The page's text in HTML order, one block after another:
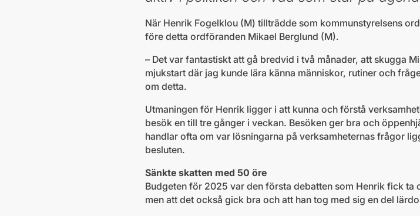
När Henrik Fogelklou (M) tillträdde som kommunstyrelsens
före detta ordföranden Mikael Berglund (M).
– Det var fantastiskt att gå bredvid i två månader, att skugga
mjukstart där jag kunde lära känna människor, rutiner och
om detta.
Utmaningen för Henrik ligger i att kunna och förstå
besök en till tre gånger i veckan. Besöken ger bra och
handlar ofta om var lösningarna på verksamheternas frågor
besluten.
Sänkte skatten med 50 öre
Budgeten för 2025 var den första debatten som Henrik fick ta
men att det också gick bra och att han tog med sig en del